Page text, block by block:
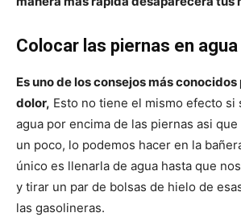
Colocar las piernas en
Es uno de los consejos más
dolor, Esto no tiene el mismo efecto si
agua por encima de las piernas asi
un poco, lo podemos hacer en la
único es llenarla de agua hasta que
y tirar un par de bolsas de hielo de
las gasolineras.